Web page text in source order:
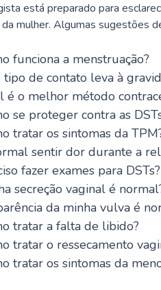
está preparado para
mulher. Algumas sugestões
funciona a menstruação?
tipo de contato leva à
é o melhor método
se proteger contra as
tratar os sintomas da
sentir dor durante a
fazer exames para DSTs?
secreção vaginal é
da minha vulva é
tratar a falta de libido?
tratar o ressecamento
tratar os sintomas da